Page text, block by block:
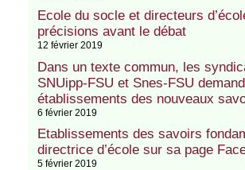
Ecole du socle et directeurs
précisions avant le débat
12 février 2019
Dans un texte commun, les
SNUipp-FSU et Snes-FSU
établissements des nouveaux
6 février 2019
Etablissements des savoirs
directrice d’école sur sa page
5 février 2019